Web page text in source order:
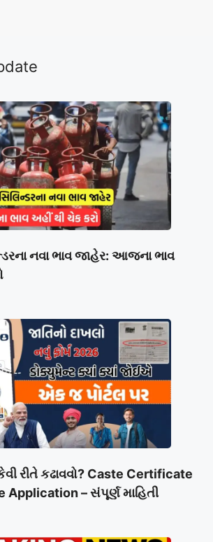
નવા ભાવ જાહેર: આજના ભાવ
રીતે કઢાવવો? Caste Certificate
Application – સંપૂર્ણ માહિતી